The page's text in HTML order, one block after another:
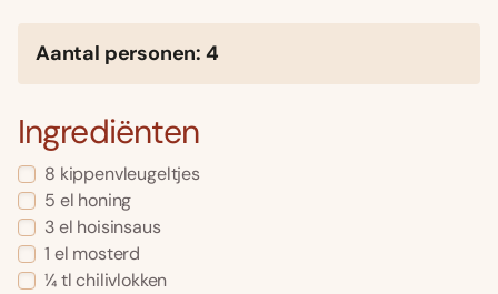
Aantal personen: 4
Ingrediënten
8 kippenvleugeltjes
5 el honing
3 el hoisinsaus
1 el mosterd
¼ tl chilivlokken